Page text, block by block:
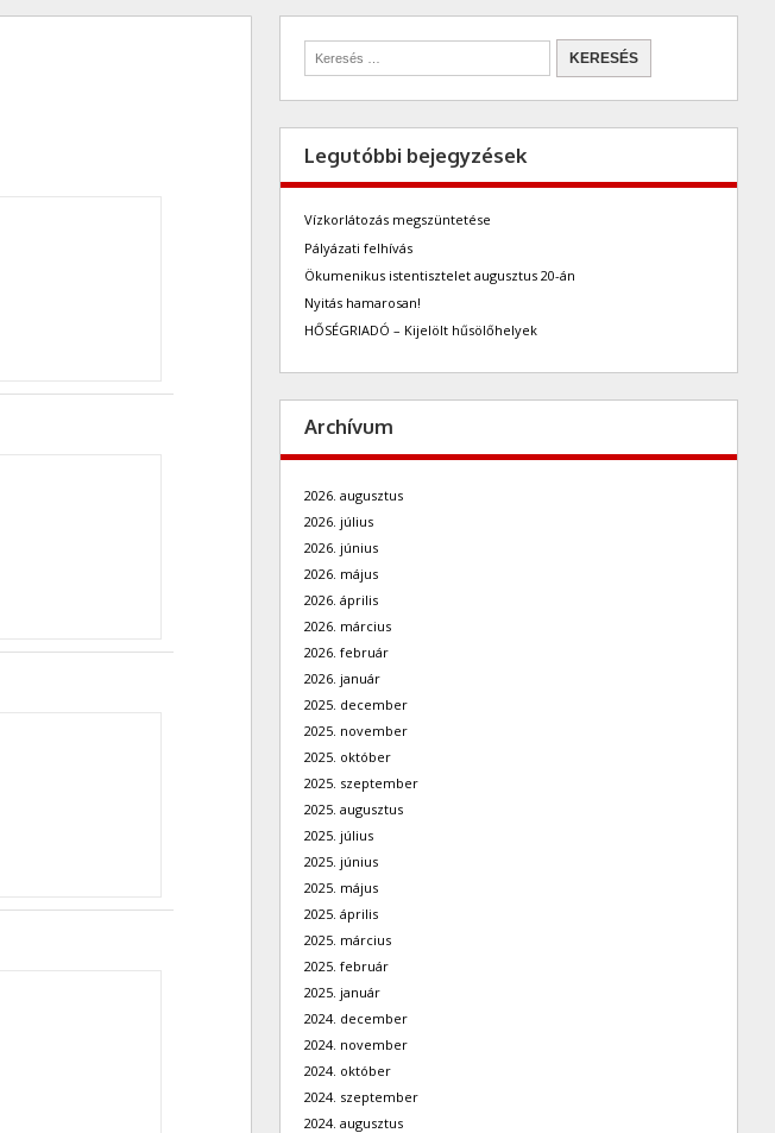
Legutóbbi bejegyzések
Vízkorlátozás megszüntetése
Pályázati felhívás
Ökumenikus istentisztelet augusztus 20-án
Nyitás hamarosan!
HŐSÉGRIADÓ – Kijelölt hűsölőhelyek
Archívum
2026. augusztus
2026. július
2026. június
2026. május
2026. április
2026. március
2026. február
2026. január
2025. december
2025. november
2025. október
2025. szeptember
2025. augusztus
2025. július
2025. június
2025. május
2025. április
2025. március
2025. február
2025. január
2024. december
2024. november
2024. október
2024. szeptember
2024. augusztus